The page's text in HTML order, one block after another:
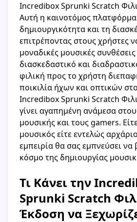
Incredibox Sprunki Scratch
Αυτή η καινοτόμος
δημιουργικότητα και τη
επιτρέποντας στους χρήστες
μοναδικές μουσικές
διασκεδαστικό και
φιλική προς το χρήστη
ποικιλία ήχων και οπτικών
Incredibox Sprunki Scratch
γίνει αγαπημένη ανάμεσα
μουσικής και τους gamers.
μουσικός είτε εντελώς
εμπειρία θα σας εμπνεύσει να
κόσμο της δημιουργίας
Τι Κάνει την
Sprunki Scratch
Έκδοση να